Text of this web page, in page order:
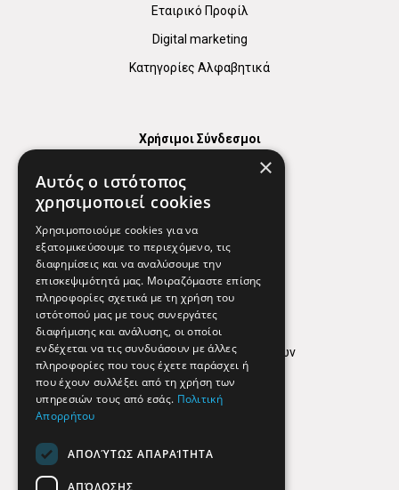
Εταιρικό Προφίλ
Digital marketing
Κατηγορίες Αλφαβητικά
Χρήσιμοι Σύνδεσμοι
Χρήσιμα Τηλέφωνα
Εφημερεύοντα Φαρμακεία
Απόρρητο
Όροι Χρήσης
Πολιτική προστασίας δεδομένων
Findhere
Social Media
×
Αυτός ο ιστότοπος
χρησιμοποιεί cookies
Χρησιμοποιούμε cookies για να
εξατομικεύσουμε το περιεχόμενο, τις
διαφημίσεις και να αναλύσουμε την
επισκεψιμότητά μας. Μοιραζόμαστε επίσης
πληροφορίες σχετικά με τη χρήση του
ιστότοπού μας με τους συνεργάτες
διαφήμισης και ανάλυσης, οι οποίοι
ενδέχεται να τις συνδυάσουν με άλλες
πληροφορίες που τους έχετε παράσχει ή
που έχουν συλλέξει από τη χρήση των
υπηρεσιών τους από εσάς. Πολιτική
Απορρήτου
ΑΠΟΛΎΤΩΣ ΑΠΑΡΑΊΤΗΤΑ
ΑΠΌΔΟΣΗΣ